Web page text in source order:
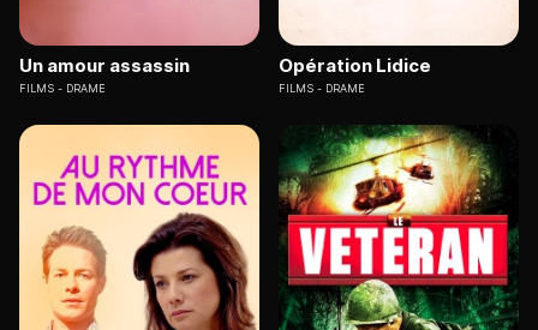
Un amour assassin
FILMS DRAME
Opération Lidice
FILMS DRAME